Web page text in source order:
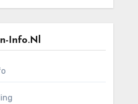
Info.nl